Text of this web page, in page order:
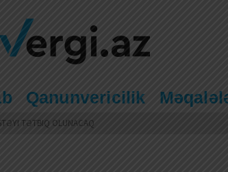
Qanunvericilik
TƏTBIQ OLUNACAQ